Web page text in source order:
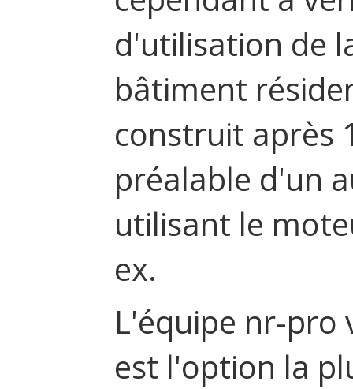
d'utilisation de
bâtiment
construit après
préalable d'un
utilisant le
ex.
L'équipe nr-pro
est l'option la